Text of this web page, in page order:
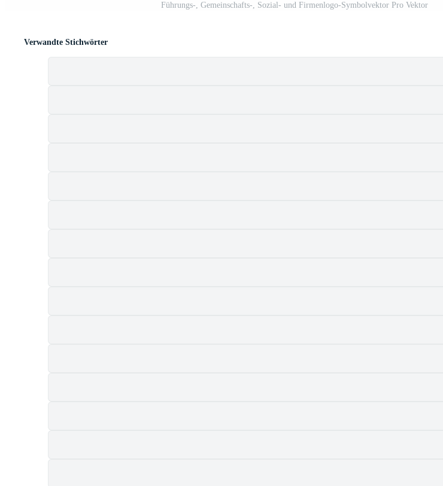
Führungs-, Gemeinschafts-, Sozial- und Firmenlogo-Symbolvektor Pro Vektor
Verwandte Stichwörter